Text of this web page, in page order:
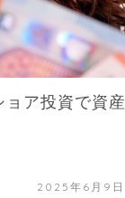
ア投資で資産
2025年6月9日